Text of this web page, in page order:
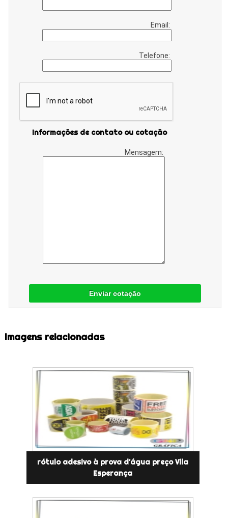
Email:
Telefone:
Informações de contato ou cotação
Mensagem:
Enviar cotação
Imagens relacionadas
rótulo adesivo à prova d'água preço Vila
Esperança